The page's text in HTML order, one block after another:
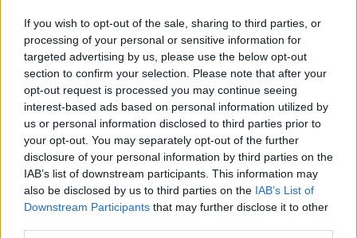
If you wish to opt-out of the sale, sharing to third parties, or
processing of your personal or sensitive information for
targeted advertising by us, please use the below opt-out
section to confirm your selection. Please note that after your
opt-out request is processed you may continue seeing
interest-based ads based on personal information utilized by
us or personal information disclosed to third parties prior to
your opt-out. You may separately opt-out of the further
disclosure of your personal information by third parties on the
IAB’s list of downstream participants. This information may
also be disclosed by us to third parties on the IAB’s List of
Downstream Participants that may further disclose it to other
befejezéssel kell előállnia. Ez nem feltétlenül rossz
dolog, láttunk már példát arra, hogy ez jól is
elsülhet, de az esetek többségében sajnos nem ez a
helyzet. Itt sincs ez másként: a Madhouse stúdió
befejezése sokszor kapkodónak érződik, emiatt az
igazi katarzis elmarad a történet végén. Ami viszont
ennél is nagyobb probléma, az az, hogy a sorozat
olyan hatást kelt, mintha nem igazán tudná
eldönteni, hogy milyen fajta történetet akar
elmesélni. Próbál egyensúlyozni aCowboy Bebop
jellemző komolyabb, mondanivalóval bíró dráma, és
azOutlaw Star-ra jellemző önfeledt,
pisztolypuffogtató űrwestern kalandok között, de